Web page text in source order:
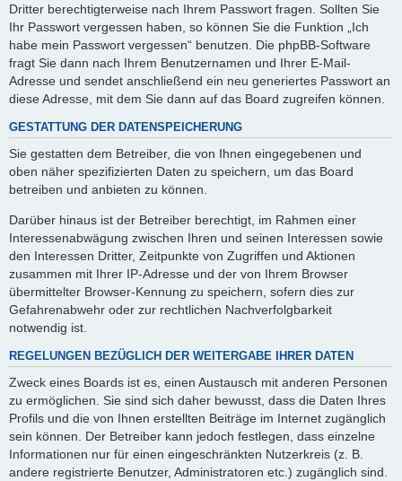
Dritter berechtigterweise nach Ihrem Passwort fragen. Sollten Sie
Ihr Passwort vergessen haben, so können Sie die Funktion „Ich
habe mein Passwort vergessen“ benutzen. Die phpBB-Software
fragt Sie dann nach Ihrem Benutzernamen und Ihrer E-Mail-
Adresse und sendet anschließend ein neu generiertes Passwort an
diese Adresse, mit dem Sie dann auf das Board zugreifen können.
GESTATTUNG DER DATENSPEICHERUNG
Sie gestatten dem Betreiber, die von Ihnen eingegebenen und
oben näher spezifizierten Daten zu speichern, um das Board
betreiben und anbieten zu können.
Darüber hinaus ist der Betreiber berechtigt, im Rahmen einer
Interessenabwägung zwischen Ihren und seinen Interessen sowie
den Interessen Dritter, Zeitpunkte von Zugriffen und Aktionen
zusammen mit Ihrer IP-Adresse und der von Ihrem Browser
übermittelter Browser-Kennung zu speichern, sofern dies zur
Gefahrenabwehr oder zur rechtlichen Nachverfolgbarkeit
notwendig ist.
REGELUNGEN BEZÜGLICH DER WEITERGABE IHRER DATEN
Zweck eines Boards ist es, einen Austausch mit anderen Personen
zu ermöglichen. Sie sind sich daher bewusst, dass die Daten Ihres
Profils und die von Ihnen erstellten Beiträge im Internet zugänglich
sein können. Der Betreiber kann jedoch festlegen, dass einzelne
Informationen nur für einen eingeschränkten Nutzerkreis (z. B.
andere registrierte Benutzer, Administratoren etc.) zugänglich sind.